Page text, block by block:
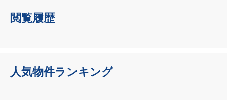
閲覧履歴
人気物件ランキング